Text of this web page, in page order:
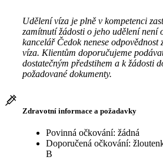
Udělení víza je plně v kompetenci
zamítnutí žádosti o jeho udělení není
kancelář Čedok nenese odpovědnost
víza. Klientům doporučujeme
dostatečným předstihem a k žádosti
požadované dokumenty.
Zdravotní informace a požadavky
Povinná očkování: žádná
Doporučená očkování:
B